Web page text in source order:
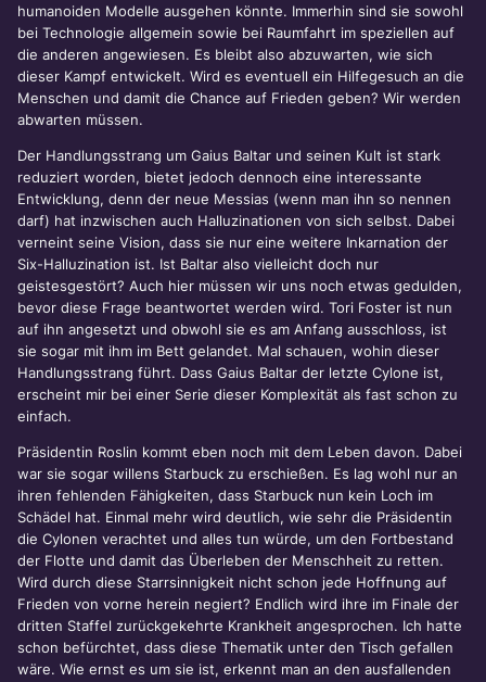
humanoiden Modelle ausgehen könnte. Immerhin sind sie sowohl
bei Technologie allgemein sowie bei Raumfahrt im speziellen auf
die anderen angewiesen. Es bleibt also abzuwarten, wie sich
dieser Kampf entwickelt. Wird es eventuell ein Hilfegesuch an die
Menschen und damit die Chance auf Frieden geben? Wir werden
abwarten müssen.
Der Handlungsstrang um Gaius Baltar und seinen Kult ist stark
reduziert worden, bietet jedoch dennoch eine interessante
Entwicklung, denn der neue Messias (wenn man ihn so nennen
darf) hat inzwischen auch Halluzinationen von sich selbst. Dabei
verneint seine Vision, dass sie nur eine weitere Inkarnation der
Six-Halluzination ist. Ist Baltar also vielleicht doch nur
geistesgestört? Auch hier müssen wir uns noch etwas gedulden,
bevor diese Frage beantwortet werden wird. Tori Foster ist nun
auf ihn angesetzt und obwohl sie es am Anfang ausschloss, ist
sie sogar mit ihm im Bett gelandet. Mal schauen, wohin dieser
Handlungsstrang führt. Dass Gaius Baltar der letzte Cylone ist,
erscheint mir bei einer Serie dieser Komplexität als fast schon zu
einfach.
Präsidentin Roslin kommt eben noch mit dem Leben davon. Dabei
war sie sogar willens Starbuck zu erschießen. Es lag wohl nur an
ihren fehlenden Fähigkeiten, dass Starbuck nun kein Loch im
Schädel hat. Einmal mehr wird deutlich, wie sehr die Präsidentin
die Cylonen verachtet und alles tun würde, um den Fortbestand
der Flotte und damit das Überleben der Menschheit zu retten.
Wird durch diese Starrsinnigkeit nicht schon jede Hoffnung auf
Frieden von vorne herein negiert? Endlich wird ihre im Finale der
dritten Staffel zurückgekehrte Krankheit angesprochen. Ich hatte
schon befürchtet, dass diese Thematik unter den Tisch gefallen
wäre. Wie ernst es um sie ist, erkennt man an den ausfallenden